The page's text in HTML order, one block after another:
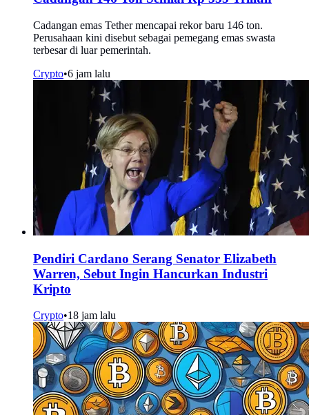
Cadangan emas Tether mencapai rekor baru 146 ton.
Perusahaan kini disebut sebagai pemegang emas swasta
terbesar di luar pemerintah.
Crypto•6 jam lalu
Pendiri Cardano Serang Senator Elizabeth
Warren, Sebut Ingin Hancurkan Industri
Kripto
Crypto•18 jam lalu